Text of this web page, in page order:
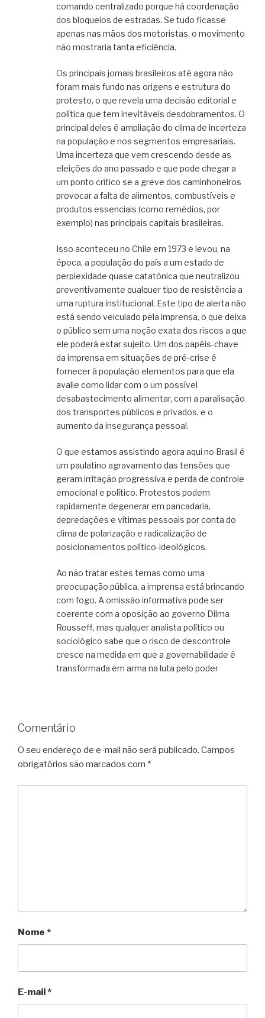
comando centralizado porque há coordenação
dos bloqueios de estradas. Se tudo ficasse
apenas nas mãos dos motoristas, o movimento
não mostraria tanta eficiência.
Os principais jornais brasileiros até agora não
foram mais fundo nas origens e estrutura do
protesto, o que revela uma decisão editorial e
política que tem inevitáveis desdobramentos. O
principal deles é ampliação do clima de incerteza
na população e nos segmentos empresariais.
Uma incerteza que vem crescendo desde as
eleições do ano passado e que pode chegar a
um ponto crítico se a greve dos caminhoneiros
provocar a falta de alimentos, combustíveis e
produtos essenciais (como remédios, por
exemplo) nas principais capitais brasileiras.
Isso aconteceu no Chile em 1973 e levou, na
época, a população do país a um estado de
perplexidade quase catatônica que neutralizou
preventivamente qualquer tipo de resistência a
uma ruptura institucional. Este tipo de alerta não
está sendo veiculado pela imprensa, o que deixa
o público sem uma noção exata dos riscos a que
ele poderá estar sujeito. Um dos papéis-chave
da imprensa em situações de pré-crise é
fornecer à população elementos para que ela
avalie como lidar com o um possível
desabastecimento alimentar, com a paralisação
dos transportes públicos e privados, e o
aumento da insegurança pessoal.
O que estamos assistindo agora aqui no Brasil é
um paulatino agravamento das tensões que
geram irritação progressiva e perda de controle
emocional e político. Protestos podem
rapidamente degenerar em pancadaria,
depredações e vítimas pessoais por conta do
clima de polarização e radicalização de
posicionamentos político-ideológicos.
Ao não tratar estes temas como uma
preocupação pública, a imprensa está brincando
com fogo. A omissão informativa pode ser
coerente com a oposição ao governo Dilma
Rousseff, mas qualquer analista político ou
sociológico sabe que o risco de descontrole
cresce na medida em que a governabilidade é
transformada em arma na luta pelo poder
Comentário
O seu endereço de e-mail não será publicado. Campos
obrigatórios são marcados com *
Nome *
E-mail *